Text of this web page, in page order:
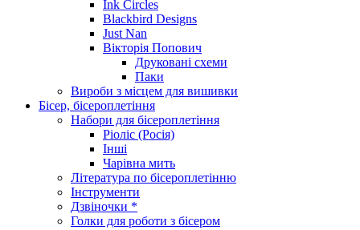
Ink Circles
Blackbird Designs
Just Nan
Вікторія Попович
Друковані схеми
Паки
Вироби з місцем для вишивки
Бісер, бісероплетіння
Набори для бісероплетіння
Ріоліс (Росія)
Інші
Чарівна мить
Література по бісероплетінню
Інструменти
Дзвіночки *
Голки для роботи з бісером